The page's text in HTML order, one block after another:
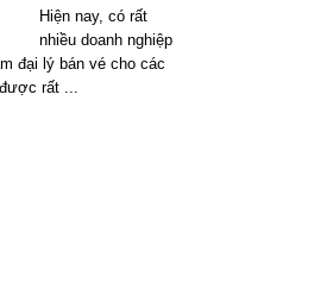
Hiện nay, có rất
nhiều doanh nghiệp
đại lý bán vé cho các
rất ...